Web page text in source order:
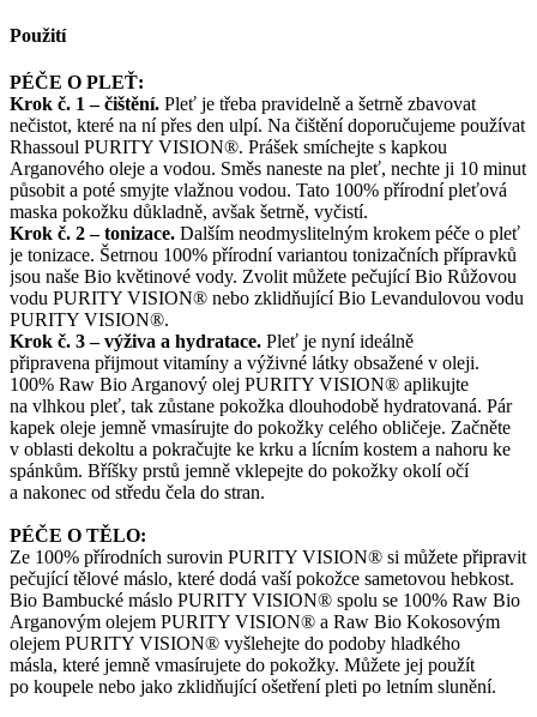
Použití
PÉČE O PLEŤ:
Krok č. 1 – čištění. Pleť je třeba pravidelně a šetrně zbavovat
nečistot, které na ní přes den ulpí. Na čištění doporučujeme používat
Rhassoul PURITY VISION®. Prášek smíchejte s kapkou
Arganového oleje a vodou. Směs naneste na pleť, nechte ji 10 minut
působit a poté smyjte vlažnou vodou. Tato 100% přírodní pleťová
maska pokožku důkladně, avšak šetrně, vyčistí.
Krok č. 2 – tonizace. Dalším neodmyslitelným krokem péče o pleť
je tonizace. Šetrnou 100% přírodní variantou tonizačních přípravků
jsou naše Bio květinové vody. Zvolit můžete pečující Bio Růžovou
vodu PURITY VISION® nebo zklidňující Bio Levandulovou vodu
PURITY VISION®.
Krok č. 3 – výživa a hydratace. Pleť je nyní ideálně
připravena přijmout vitamíny a výživné látky obsažené v oleji.
100% Raw Bio Arganový olej PURITY VISION® aplikujte
na vlhkou pleť, tak zůstane pokožka dlouhodobě hydratovaná. Pár
kapek oleje jemně vmasírujte do pokožky celého obličeje. Začněte
v oblasti dekoltu a pokračujte ke krku a lícním kostem a nahoru ke
spánkům. Bříšky prstů jemně vklepejte do pokožky okolí očí
a nakonec od středu čela do stran.
PÉČE O TĚLO:
Ze 100% přírodních surovin PURITY VISION® si můžete připravit
pečující tělové máslo, které dodá vaší pokožce sametovou hebkost.
Bio Bambucké máslo PURITY VISION® spolu se 100% Raw Bio
Arganovým olejem PURITY VISION® a Raw Bio Kokosovým
olejem PURITY VISION® vyšlehejte do podoby hladkého
másla, které jemně vmasírujete do pokožky. Můžete jej použít
po koupele nebo jako zklidňující ošetření pleti po letním slunění.